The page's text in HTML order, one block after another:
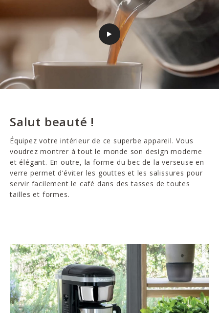
Salut beauté !
Équipez votre intérieur de ce superbe appareil. Vous
voudrez montrer à tout le monde son design moderne
et élégant. En outre, la forme du bec de la verseuse en
verre permet d’éviter les gouttes et les salissures pour
servir facilement le café dans des tasses de toutes
tailles et formes.